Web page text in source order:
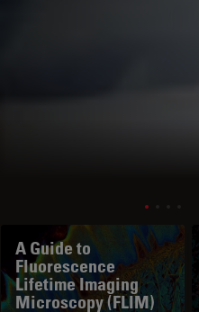
A Guide to
Fluorescence
Lifetime Imaging
Microscopy (FLIM)